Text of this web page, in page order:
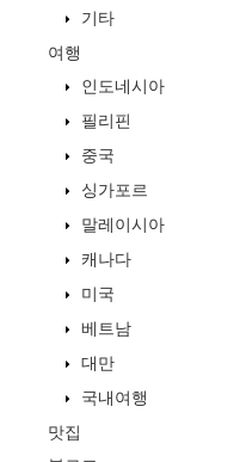
기타
여행
인도네시아
필리핀
중국
싱가포르
말레이시아
캐나다
미국
베트남
대만
국내여행
맛집